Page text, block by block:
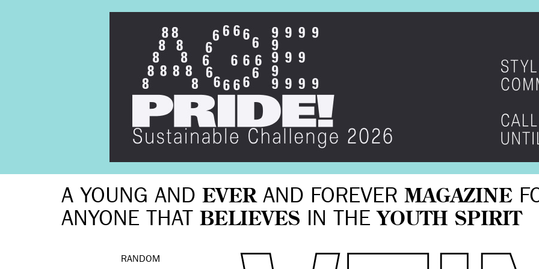
A YOUNG AND EVERAND FOREVER MAGAZINE
ANYONE THAT BELIEVES IN THE YOUTH SPIRIT
RANDOM